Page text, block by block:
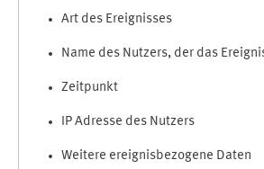
Art des Ereignisses
Name des Nutzers, der das
Zeitpunkt
IP Adresse des Nutzers
Weitere ereignisbezogene Daten